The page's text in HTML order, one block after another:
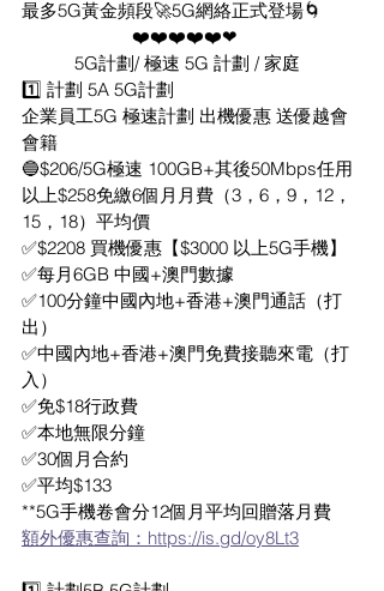
最多5G黃金頻段🚀5G網絡正式登場🌀
                       ❤️❤️❤️❤️❤️❤
           5G計劃/ 極速 5G 計劃 / 家庭
1️⃣ 計劃 5A 5G計劃
企業員工5G 極速計劃 出機優惠 送優越會
會籍
🔵$206/5G極速 100GB+其後50Mbps任用
以上$258免繳6個月月費（3，6，9，12，
15，18）平均價
✅$2208 買機優惠【$3000 以上5G手機】
✅每月6GB 中國+澳門數據
✅100分鐘中國內地+香港+澳門通話（打
出）
✅中國內地+香港+澳門免費接聽來電（打
入）
✅免$18行政費
✅本地無限分鐘
✅30個月合約
✅平均$133
**5G手機卷會分12個月平均回贈落月費
額外優惠查詢：https://is.gd/oy8Lt3